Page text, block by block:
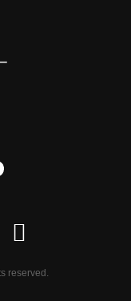
reserved.